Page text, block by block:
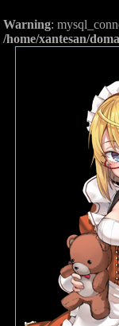
Warning:
/home/xantesan/